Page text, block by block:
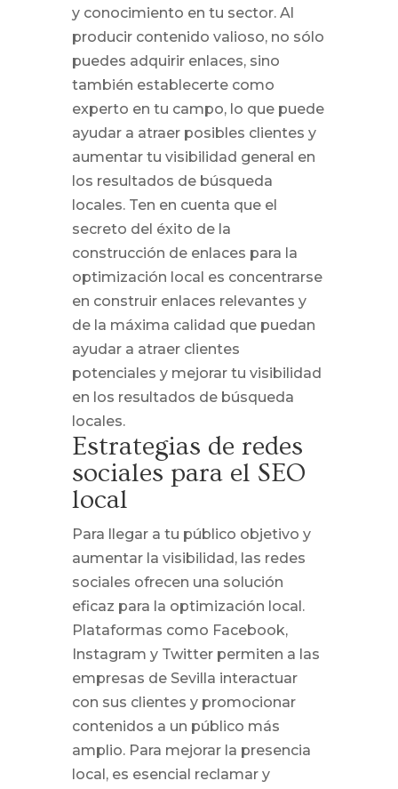
y conocimiento en tu sector. Al
producir contenido valioso, no sólo
puedes adquirir enlaces, sino
también establecerte como
experto en tu campo, lo que puede
ayudar a atraer posibles clientes y
aumentar tu visibilidad general en
los resultados de búsqueda
locales. Ten en cuenta que el
secreto del éxito de la
construcción de enlaces para la
optimización local es concentrarse
en construir enlaces relevantes y
de la máxima calidad que puedan
ayudar a atraer clientes
potenciales y mejorar tu visibilidad
en los resultados de búsqueda
locales.
Estrategias de redes
sociales para el SEO
local
Para llegar a tu público objetivo y
aumentar la visibilidad, las redes
sociales ofrecen una solución
eficaz para la optimización local.
Plataformas como Facebook,
Instagram y Twitter permiten a las
empresas de Sevilla interactuar
con sus clientes y promocionar
contenidos a un público más
amplio. Para mejorar la presencia
local, es esencial reclamar y